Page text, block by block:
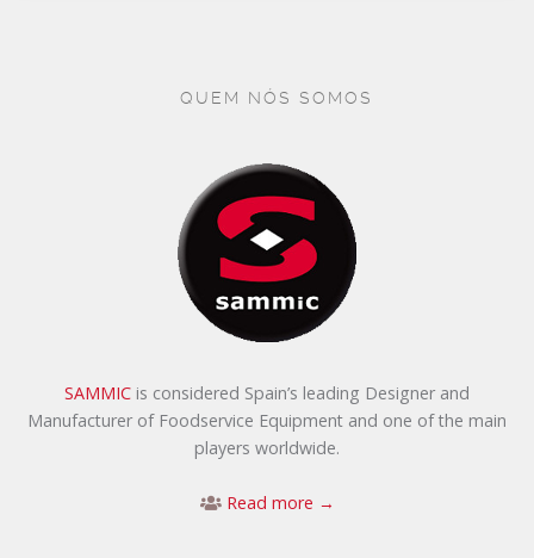
QUEM NÓS SOMOS
SAMMIC is considered Spain’s leading Designer and
Manufacturer of Foodservice Equipment and one of the main
players worldwide.
Read more →